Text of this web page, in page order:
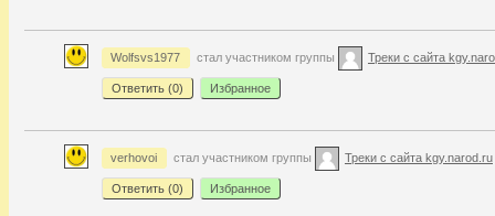
Wolfsvs1977 стал участником группы Треки с сайта
Ответить (0) Избранное
verhovoi стал участником группы Треки с сайта kgy.narod.ru
Ответить (0) Избранное